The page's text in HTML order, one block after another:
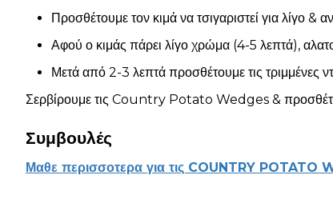
Προσθέτουμε τον κιμά να τσιγαριστεί για λίγο &
Αφού ο κιμάς πάρει λίγο χρώμα (4-5 λεπτά),
Μετά από 2-3 λεπτά προσθέτουμε τις τριμμένες
Σερβίρουμε τις Country Potato Wedges &
Συμβουλές
Μαθε περισσοτερα για τις COUNTRY POTATO